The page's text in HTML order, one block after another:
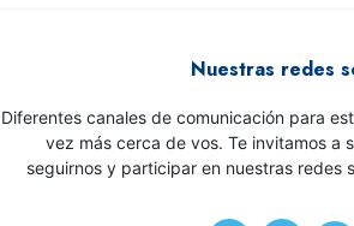
Nuestras redes
Diferentes canales de comunicación para
vez más cerca de vos. Te invitamos a
seguirnos y participar en nuestras redes